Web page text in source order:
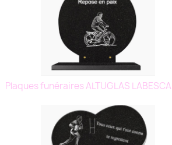
Plaques funéraires ALTUGLAS